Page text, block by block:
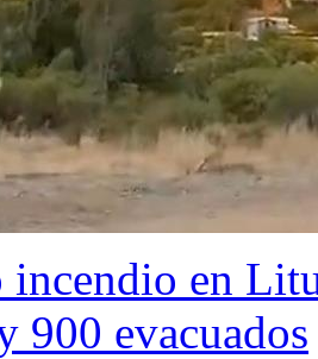
incendio en
900 evacuados